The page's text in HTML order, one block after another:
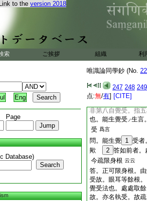
Link to the version 2018
索 ご挨拶 組織 利
Eng
Page
Database)
Search
唯識論同學鈔 (No.
247 248 249
点:無/有] [CITE]
今論云。謂五色根
執受。彼定由有能
所執受。相對之時
耶
根生第八覺受 見タリ
答。彼釋第八執受
義也。領者。領五
根能生覺受義也。
非第八自覺受。指
也。能生覺受 ノ生言
受 爲言
問。能生覺 1 受者
歟
2 答如前者。
今疏限身根 云云
答。正可限身根。
受故。眼耳等餘根
覺受法也。處處取
故。亦名執受。故